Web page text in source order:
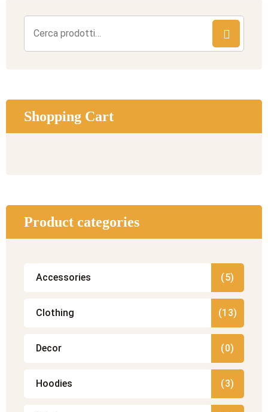
Shopping Cart
Product categories
Accessories (5)
Clothing (13)
Decor (0)
Hoodies (3)